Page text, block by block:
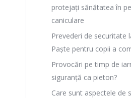
protejați sănătatea în
caniculare
Prevederi de securitate
Paște pentru copii a
Provocări pe timp de
siguranță ca pieton?
Care sunt aspectele de